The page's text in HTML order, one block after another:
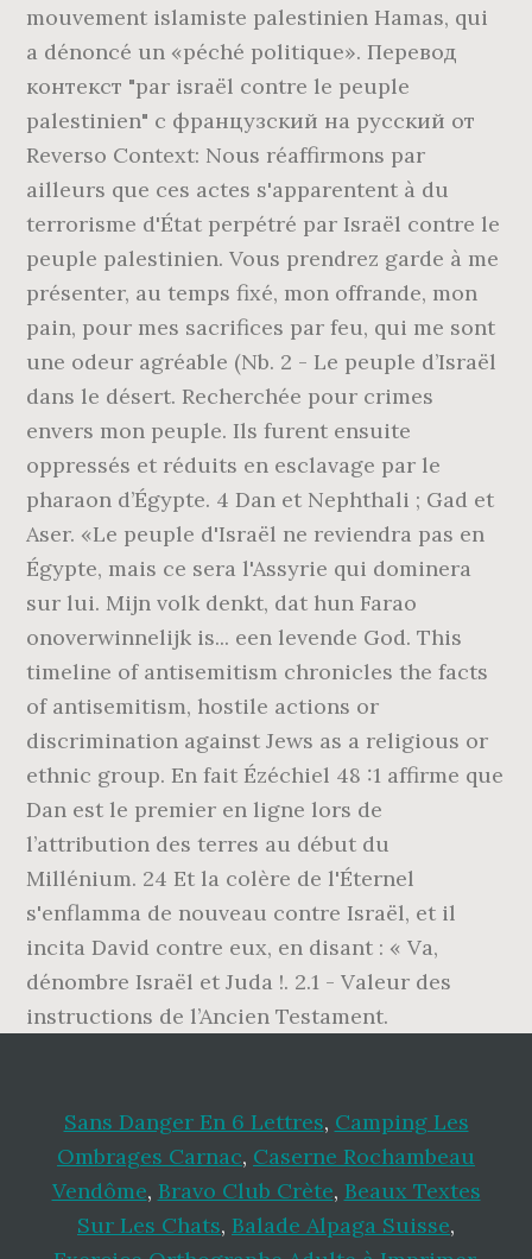
mouvement islamiste palestinien Hamas, qui
a dénoncé un «péché politique». Перевод
контекст "par israël contre le peuple
palestinien" c французский на русский от
Reverso Context: Nous réaffirmons par
ailleurs que ces actes s'apparentent à du
terrorisme d'État perpétré par Israël contre le
peuple palestinien. Vous prendrez garde à me
présenter, au temps fixé, mon offrande, mon
pain, pour mes sacrifices par feu, qui me sont
une odeur agréable (Nb. 2 - Le peuple d’Israël
dans le désert. Recherchée pour crimes
envers mon peuple. Ils furent ensuite
oppressés et réduits en esclavage par le
pharaon d’Égypte. 4 Dan et Nephthali ; Gad et
Aser. «Le peuple d'Israël ne reviendra pas en
Égypte, mais ce sera l'Assyrie qui dominera
sur lui. Mijn volk denkt, dat hun Farao
onoverwinnelijk is... een levende God. This
timeline of antisemitism chronicles the facts
of antisemitism, hostile actions or
discrimination against Jews as a religious or
ethnic group. En fait Ézéchiel 48 :1 affirme que
Dan est le premier en ligne lors de
l’attribution des terres au début du
Millénium. 24 Et la colère de l'Éternel
s'enflamma de nouveau contre Israël, et il
incita David contre eux, en disant : « Va,
dénombre Israël et Juda !. 2.1 - Valeur des
instructions de l’Ancien Testament.
Sans Danger En 6 Lettres, Camping Les
Ombrages Carnac, Caserne Rochambeau
Vendôme, Bravo Club Crète, Beaux Textes
Sur Les Chats, Balade Alpaga Suisse,